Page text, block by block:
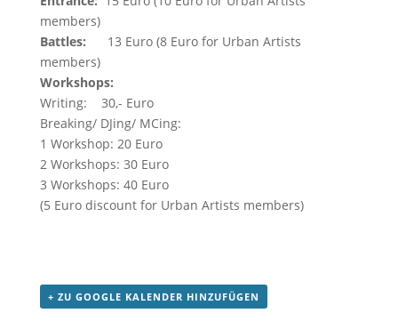
members)
Battles:
13 Euro (8 Euro for Urban Artists
members)
Workshops:
Writing: 30,- Euro
Breaking/ DJing/ MCing:
1 Workshop: 20 Euro
2 Workshops: 30 Euro
3 Workshops: 40 Euro
(5 Euro discount for Urban Artists members)
+ ZU GOOGLE KALENDER HINZUFÜGEN